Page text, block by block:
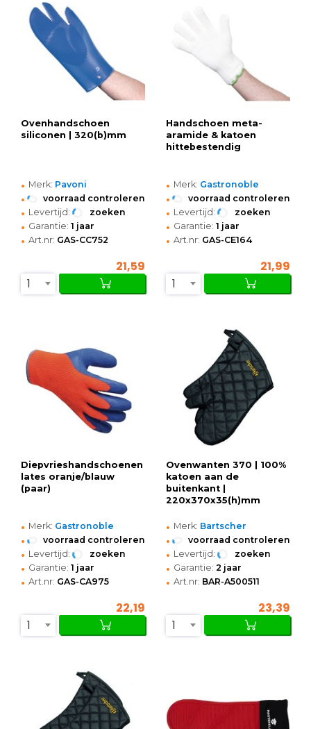
Ovenhandschoen
siliconen | 320(b)mm
• Merk: Pavoni
• voorraad controleren
• Levertijd: zoeken
• Garantie: 1 jaar
• Art.nr: GAS-CC752
21,59
1
Handschoen meta-
aramide & katoen
hittebestendig
• Merk: Gastronoble
• voorraad controleren
• Levertijd: zoeken
• Garantie: 1 jaar
• Art.nr: GAS-CE164
21,99
1
Diepvrieshandschoenen
lates oranje/blauw
(paar)
• Merk: Gastronoble
• voorraad controleren
• Levertijd: zoeken
• Garantie: 1 jaar
• Art.nr: GAS-CA975
22,19
1
Ovenwanten 370 | 100%
katoen aan de
buitenkant |
220x370x35(h)mm
• Merk: Bartscher
• voorraad controleren
• Levertijd: zoeken
• Garantie: 2 jaar
• Art.nr: BAR-A500511
23,39
1